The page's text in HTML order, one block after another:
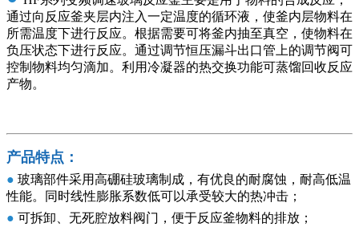
通过向反应釜夹层内注入一定温度的循环液，使釜内层物料在
所需温度下进行反应。根据需要可将釜内抽至真空，使物料在
负压状态下进行反应。通过调节恒压漏斗出口管上的调节阀可
控制物料均匀滴加。利用冷凝器的热交换功能可蒸馏回收反应
产物。
产品特点：
● 玻璃部件采用高硼硅玻璃制成，有优良的耐腐蚀，耐高低温
性能。同时线性膨胀系数低可以承受较大的热冲击；
● 可拆卸、无死腔放料阀门，便于反应釜物料的排放；